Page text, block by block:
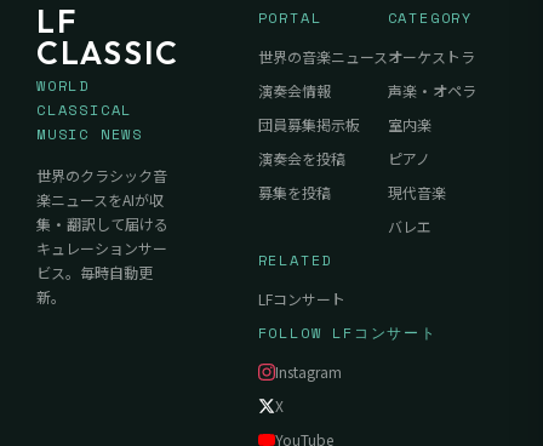
LF
CLASSIC
WORLD
CLASSICAL
MUSIC NEWS
世界のクラシック音
楽ニュースをAIが収
集・翻訳して届ける
キュレーションサー
ビス。毎時自動更
新。
PORTAL
世界の音楽ニュース
演奏会情報
団員募集掲示板
演奏会を投稿
募集を投稿
CATEGORY
オーケストラ
声楽・オペラ
室内楽
ピアノ
現代音楽
バレエ
RELATED
LFコンサート
FOLLOW LFコンサート
Instagram
X
YouTube